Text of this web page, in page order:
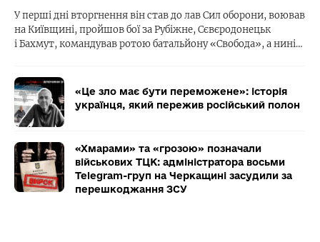
У перші дні вторгнення він став до лав Сил оборони, воював
на Київщині, пройшов бої за Рубіжне, Сєвєродонецьк
і Бахмут, командував ротою батальйону «Свобода», а нині…
«Це зло має бути переможене»: історія
українця, який пережив російський полон
«Хмарами» та «грозою» позначали
військових ТЦК: адміністратора восьми
Telegram-груп на Черкащині засудили за
перешкоджання ЗСУ